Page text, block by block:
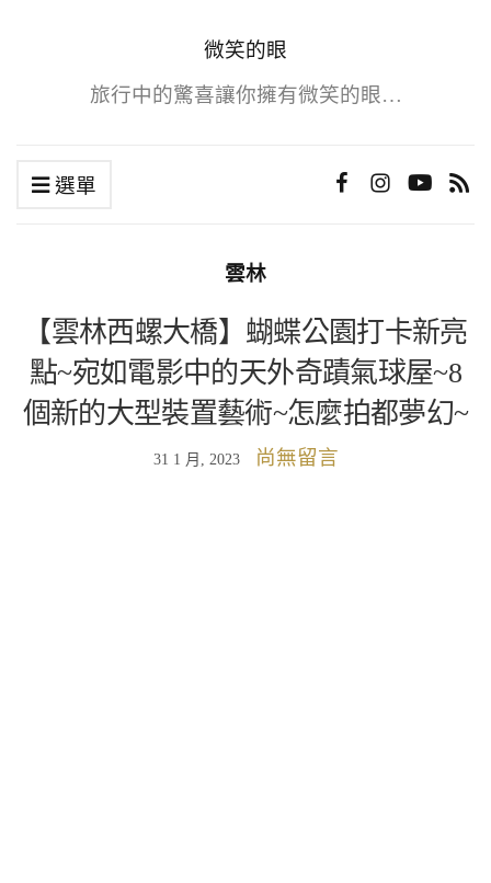
微笑的眼
旅行中的驚喜讓你擁有微笑的眼…
選單
雲林
【雲林西螺大橋】蝴蝶公園打卡新亮
點~宛如電影中的天外奇蹟氣球屋~8
個新的大型裝置藝術~怎麼拍都夢幻~
31 1 月, 2023 尚無留言